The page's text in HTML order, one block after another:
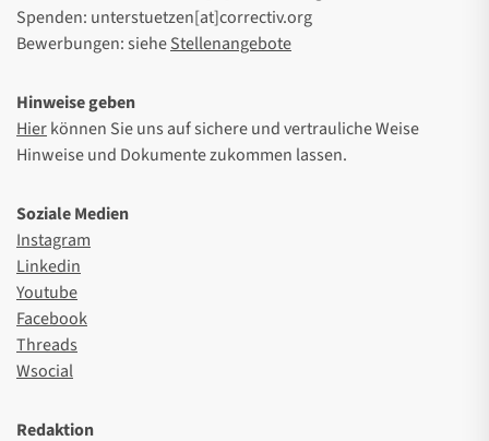
Spenden: unterstuetzen[at]correctiv.org
Bewerbungen: sieheStellenangebote
Hinweise geben
Hierkönnen Sie uns auf sichere und vertrauliche Weise
Hinweise und Dokumente zukommen lassen.
Soziale Medien
Instagram
Linkedin
Youtube
Facebook
Threads
Wsocial
Redaktion